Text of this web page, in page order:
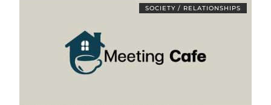
SOCIETY / RELATIONSHIPS